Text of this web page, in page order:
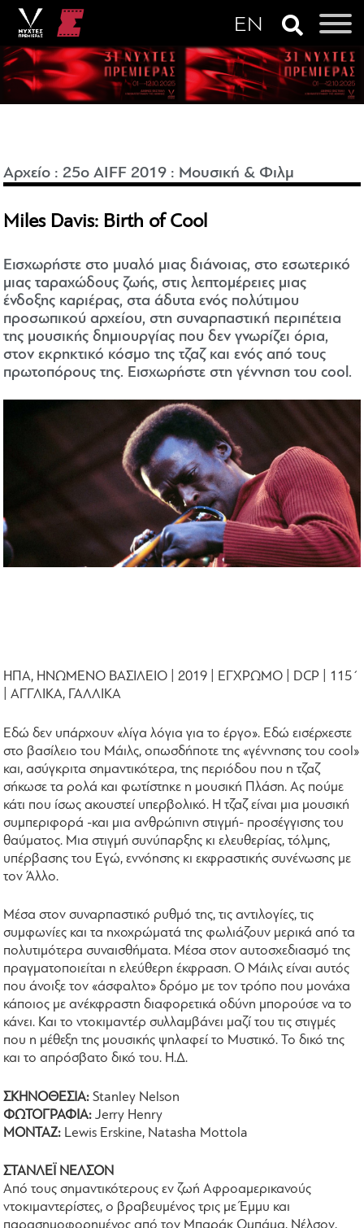
Αρχείο :25o AIFF 2019 : Μουσική & Φιλμ
Miles Davis: Birth of Cool
Εισχωρήστε στο μυαλό μιας διάνοιας, στο εσωτερικό
μιας ταραχώδους ζωής, στις λεπτομέρειες μιας
ένδοξης καριέρας, στα άδυτα ενός πολύτιμου
προσωπικού αρχείου, στη συναρπαστική περιπέτεια
της μουσικής δημιουργίας που δεν γνωρίζει όρια,
στον εκρηκτικό κόσμο της τζαζ και ενός από τους
πρωτοπόρους της. Εισχωρήστε στη γέννηση του cool.
ΗΠΑ, ΗΝΩΜΕΝΟ ΒΑΣΙΛΕΙΟ | 2019 | ΕΓΧΡΩΜΟ | DCP | 115΄
| ΑΓΓΛΙΚΑ, ΓΑΛΛΙΚΑ
Εδώ δεν υπάρχουν «λίγα λόγια για το έργο». Εδώ εισέρχεστε
στο βασίλειο του Mάιλς, οπωσδήποτε της «γέννησης του cool»
και, ασύγκριτα σημαντικότερα, της περιόδου που η τζαζ
σήκωσε τα ρολά και φωτίστηκε η μουσική Πλάση. Ας πούμε
κάτι που ίσως ακουστεί υπερβολικό. Η τζαζ είναι μια μουσική
συμπεριφορά -και μια ανθρώπινη στιγμή- προσέγγισης του
θαύματος. Μια στιγμή συνύπαρξης κι ελευθερίας, τόλμης,
υπέρβασης του Εγώ, εννόησης κι εκφραστικής συνένωσης με
τον Άλλο.
Μέσα στον συναρπαστικό ρυθμό της, τις αντιλογίες, τις
συμφωνίες και τα ηχοχρώματά της φωλιάζουν μερικά από τα
πολυτιμότερα συναισθήματα. Μέσα στον αυτοσχεδιασμό της
πραγματοποιείται η ελεύθερη έκφραση. Ο Μάιλς είναι αυτός
που άνοιξε τον «άσφαλτο» δρόμο με τον τρόπο που μονάχα
κάποιος με ανέκφραστη διαφορετικά οδύνη μπορούσε να το
κάνει. Και το ντοκιμαντέρ συλλαμβάνει μαζί του τις στιγμές
που η μέθεξη της μουσικής ψηλαφεί το Μυστικό. Το δικό της
και το απρόσβατο δικό του. Η.Δ.
ΣΚΗΝΟΘΕΣΙΑ: Stanley Nelson
ΦΩΤΟΓΡΑΦΙΑ:Jerry Henry
ΜΟΝΤΑΖ: Lewis Erskine, Natasha Mottola
ΣΤΑΝΛΕΪ ΝΕΛΣΟΝ
Από τους σημαντικότερους εν ζωή Αφροαμερικανούς
ντοκιμαντερίστες, ο βραβευμένος τρις με Έμμυ και